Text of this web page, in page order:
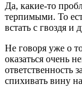
Да, какие-то
терпимыми. То
встать с гвоздя и
Не говоря уже о
оказаться очень
ответственность
спихивать вину